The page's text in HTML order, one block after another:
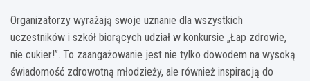
Organizatorzy wyrażają swoje uznanie dla wszystkich
uczestników i szkół biorących udział w konkursie „Łap zdrowie,
nie cukier!”. To zaangażowanie jest nie tylko dowodem na wysoką
świadomość zdrowotną młodzieży, ale również inspiracją do